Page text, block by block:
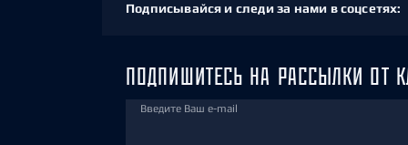
Подписывайся и следи за нами в соцсетях:
ПОДПИШИТЕСЬ НА РАССЫЛКИ ОТ
Введите Ваш e-mail